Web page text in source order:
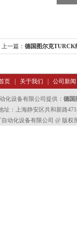
上一篇： 德国图尔克TURCK
页| 关于我们 公司新闻
化设备有限公司提供： 德国
址：上海静安区共和新路
动化设备有限公司 @ 版权